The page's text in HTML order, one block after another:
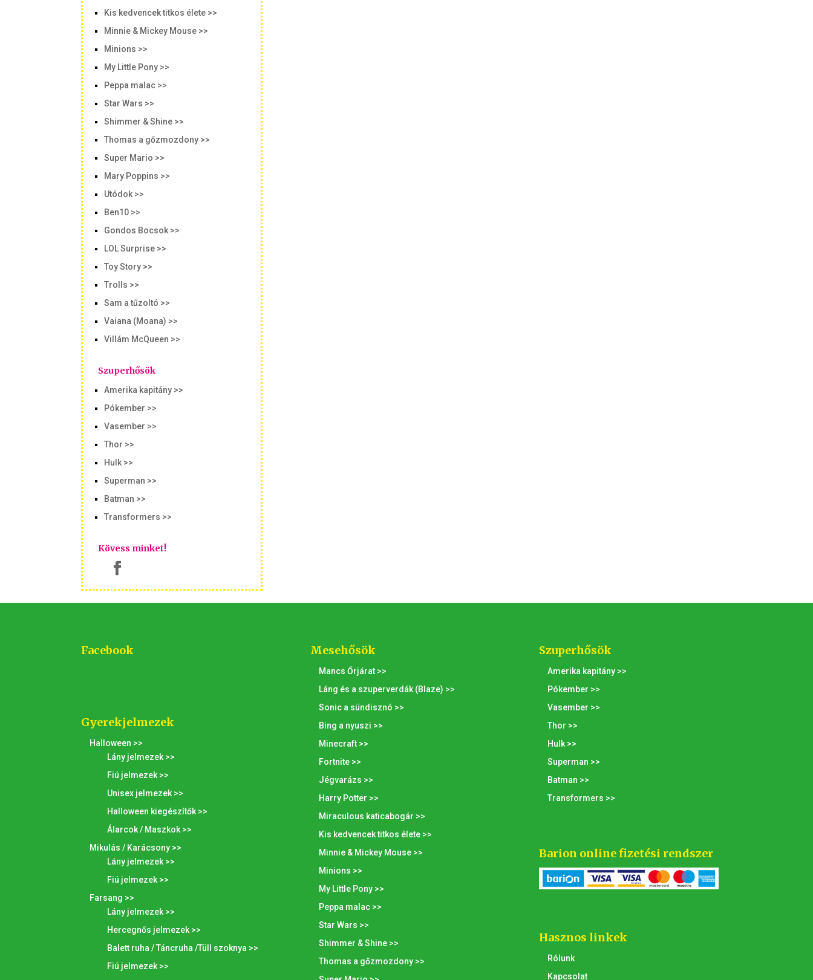
Kis kedvencek titkos élete >>
Minnie & Mickey Mouse >>
Minions >>
My Little Pony >>
Peppa malac >>
Star Wars >>
Shimmer & Shine >>
Thomas a gőzmozdony >>
Super Mario >>
Mary Poppins >>
Utódok >>
Ben10 >>
Gondos Bocsok >>
LOL Surprise >>
Toy Story >>
Trolls >>
Sam a tűzoltó >>
Vaiana (Moana) >>
Villám McQueen >>
Szuperhősök
Amerika kapitány >>
Pókember >>
Vasember >>
Thor >>
Hulk >>
Superman >>
Batman >>
Transformers >>
Kövess minket!
Facebook
Gyerekjelmezek
Halloween >>
Lány jelmezek >>
Fiú jelmezek >>
Unisex jelmezek >>
Halloween kiegészítők >>
Álarcok / Maszkok >>
Mikulás / Karácsony >>
Lány jelmezek >>
Fiú jelmezek >>
Farsang >>
Lány jelmezek >>
Hercegnős jelmezek >>
Balett ruha / Táncruha /Tüll szoknya >>
Fiú jelmezek >>
Mesehősök
Mancs Őrjárat >>
Láng és a szuperverdák (Blaze) >>
Sonic a sündisznó >>
Bing a nyuszi >>
Minecraft >>
Fortnite >>
Jégvarázs >>
Harry Potter >>
Miraculous katicabogár >>
Kis kedvencek titkos élete >>
Minnie & Mickey Mouse >>
Minions >>
My Little Pony >>
Peppa malac >>
Star Wars >>
Shimmer & Shine >>
Thomas a gőzmozdony >>
Szuperhősök
Amerika kapitány >>
Pókember >>
Vasember >>
Thor >>
Hulk >>
Superman >>
Batman >>
Transformers >>
Barion online fizetési rendszer
Hasznos linkek
Rólunk
Kapcsolat